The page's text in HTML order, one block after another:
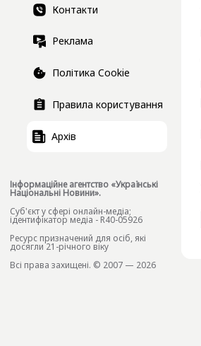
Контакти
Реклама
Політика Cookie
Правила користування
Архів
Інформаційне агентство «Українські
Національні Новини».
Cуб'єкт у сфері онлайн-медіа;
ідентифікатор медіа - R40-05926
Ресурс призначений для осіб, які
досягли 21-річного віку
Всі права захищені. © 2007 — 2026